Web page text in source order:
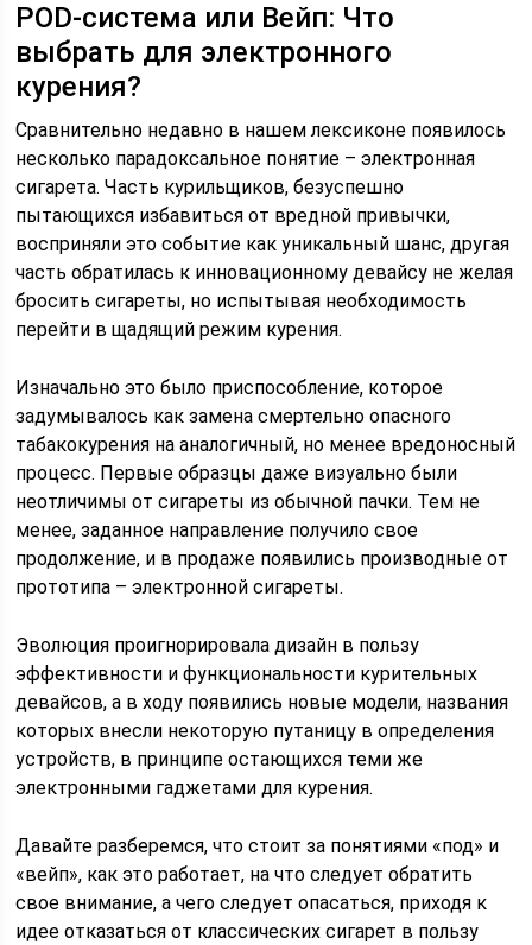
POD-система или Вейп: Что
выбрать для электронного
курения?
Сравнительно недавно в нашем лексиконе появилось
несколько парадоксальное понятие – электронная
сигарета. Часть курильщиков, безуспешно
пытающихся избавиться от вредной привычки,
восприняли это событие как уникальный шанс, другая
часть обратилась к инновационному девайсу не желая
бросить сигареты, но испытывая необходимость
перейти в щадящий режим курения.
Изначально это было приспособление, которое
задумывалось как замена смертельно опасного
табакокурения на аналогичный, но менее вредоносный
процесс. Первые образцы даже визуально были
неотличимы от сигареты из обычной пачки. Тем не
менее, заданное направление получило свое
продолжение, и в продаже появились производные от
прототипа – электронной сигареты.
Эволюция проигнорировала дизайн в пользу
эффективности и функциональности курительных
девайсов, а в ходу появились новые модели, названия
которых внесли некоторую путаницу в определения
устройств, в принципе остающихся теми же
электронными гаджетами для курения.
Давайте разберемся, что стоит за понятиями «под» и
«вейп», как это работает, на что следует обратить
свое внимание, а чего следует опасаться, приходя к
идее отказаться от классических сигарет в пользу